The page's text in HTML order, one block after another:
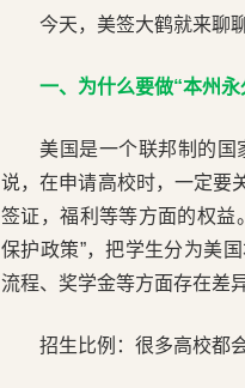
今天，美签大鹤就来聊
一、为什么要做“本州永
美国是一个联邦制的
说，在申请高校时，一定要
签证，福利等等方面的权益
保护政策”，把学生分为美
流程、奖学金等方面存在差异
招生比例：很多高校都